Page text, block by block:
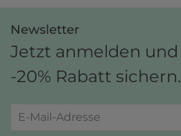
Newsletter
Jetzt anmelden und
-20% Rabatt sichern.